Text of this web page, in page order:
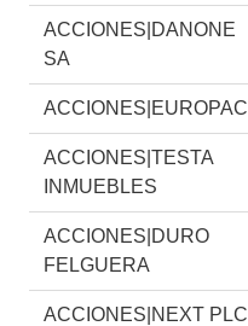
ACCIONES|DANONE
SA
ACCIONES|EUROPAC
ACCIONES|TESTA
INMUEBLES
ACCIONES|DURO
FELGUERA
ACCIONES|NEXT PLC